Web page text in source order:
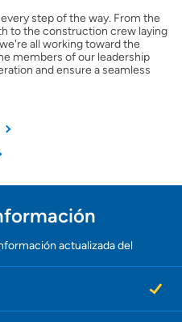
casa
step of the way. From the
to the construction crew laying
all working toward the
members of our leadership
and ensure a seamless
actualizada del